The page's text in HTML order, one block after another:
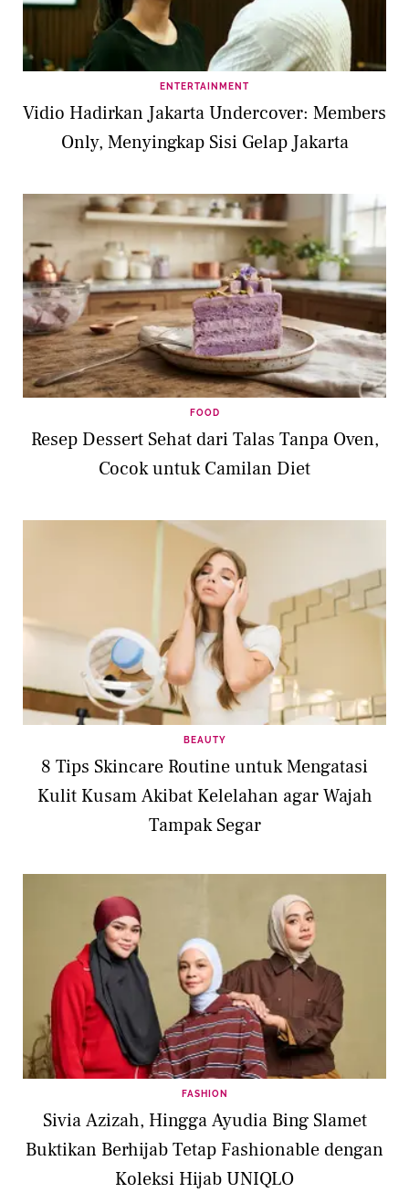
ENTERTAINMENT
Vidio Hadirkan Jakarta Undercover: Members
Only, Menyingkap Sisi Gelap Jakarta
FOOD
Resep Dessert Sehat dari Talas Tanpa Oven,
Cocok untuk Camilan Diet
BEAUTY
8 Tips Skincare Routine untuk Mengatasi
Kulit Kusam Akibat Kelelahan agar Wajah
Tampak Segar
FASHION
Sivia Azizah, Hingga Ayudia Bing Slamet
Buktikan Berhijab Tetap Fashionable dengan
Koleksi Hijab UNIQLO